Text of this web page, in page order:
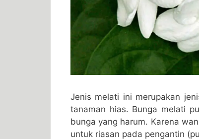
Jenis melati ini merupakan
tanaman hias. Bunga melati
bunga yang harum. Karena
untuk riasan pada pengantin